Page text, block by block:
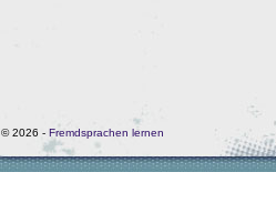
© 2026 - Fremdsprachen lernen